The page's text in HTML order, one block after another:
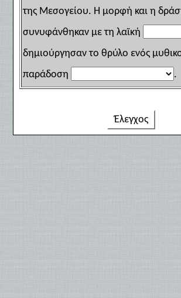
της Μεσογείου. Η μορφή και η
συνυφάνθηκαν με τη λαϊκή
δημιούργησαν το θρύλο ενός
παράδοση
.
Έλεγχος